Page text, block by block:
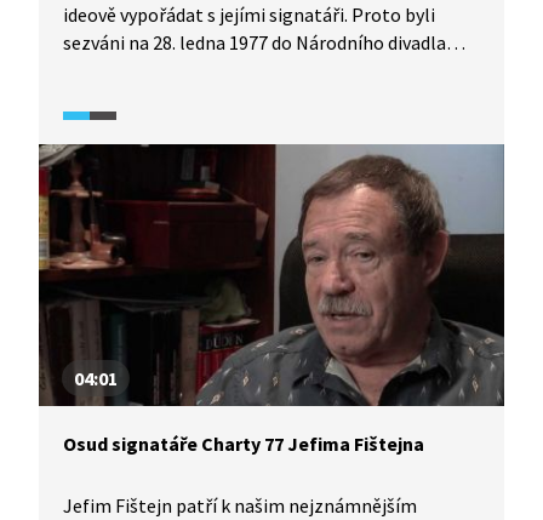
ideově vypořádat s jejími signatáři. Proto byli
sezváni na 28. ledna 1977 do Národního divadla
a demonstrovali tak podporu režimu.
04:01
Osud signatáře Charty 77 Jefima Fištejna
Jefim Fištejn patří k našim nejznámnějším